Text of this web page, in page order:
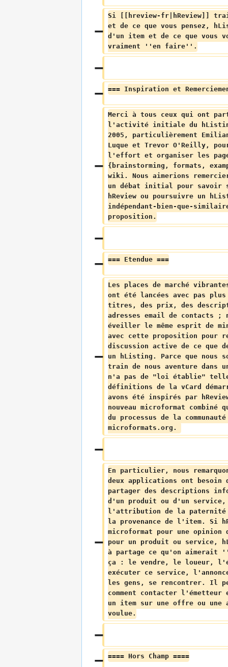
Si [[hreview-fr|hReview]]
et de ce que vous pensez,
d'un item et de ce que vous
vraiment ''en faire''.
=== Inspiration et
Merci à tous ceux qui ont
l'activité initiale du
2005, particulièrement
Luque et Trevor O'Reilly,
l'effort et organiser les
{brainstorming, formats,
wiki. Nous aimerions
un débat initial pour savoir
hReview ou poursuivre un
indépendant-bien-que-
proposition.
=== Etendue ===
Les places de marché
ont été lancées avec pas
titres, des prix, des
adresses email de contacts ;
éveiller le même esprit de
avec cette proposition pour
discussion active de ce que
un hListing. Parce que nous
train de nous aventure dans
n'a pas de "loi établie"
définitions de la vCard
avons été inspirés par
nouveau microformat combiné
du processus de la
microformats.org.
En particulier, nous
deux applications ont besoin
partager des descriptions
d'un produit ou d'un service,
l'attribution de la
la provenance de l'item. Si
microformat pour une opinion
pour un produit ou service,
à partage ce qu'on
ça : le vendre, le loueur,
exécuter ce service,
les gens, se rencontrer. Il
comment contacter
un item sur une offre ou une
voulue.
==== Hors Champ ====